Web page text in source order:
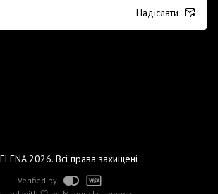
Надіслати
2026. Всі права захищені
Verified by